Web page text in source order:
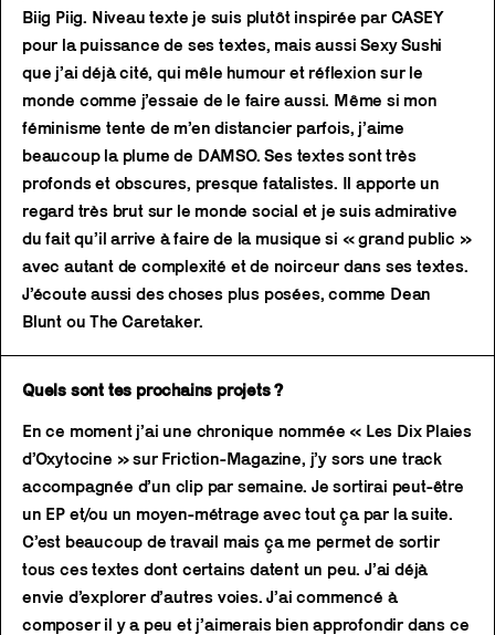
Biig Piig. Niveau texte je suis plutôt inspirée par CASEY
pour la puissance de ses textes, mais aussi Sexy Sushi
que j’ai déjà cité, qui mêle humour et réflexion sur le
monde comme j’essaie de le faire aussi. Même si mon
féminisme tente de m’en distancier parfois, j’aime
beaucoup la plume de DAMSO. Ses textes sont très
profonds et obscures, presque fatalistes. Il apporte un
regard très brut sur le monde social et je suis admirative
du fait qu’il arrive à faire de la musique si « grand public »
avec autant de complexité et de noirceur dans ses textes.
J’écoute aussi des choses plus posées, comme Dean
Blunt ou The Caretaker.
Quels sont tes prochains projets ?
En ce moment j’ai une chronique nommée « Les Dix Plaies
d’Oxytocine » sur Friction-Magazine, j’y sors une track
accompagnée d’un clip par semaine. Je sortirai peut-être
un EP et/ou un moyen-métrage avec tout ça par la suite.
C’est beaucoup de travail mais ça me permet de sortir
tous ces textes dont certains datent un peu. J’ai déjà
envie d’explorer d’autres voies. J’ai commencé à
composer il y a peu et j’aimerais bien approfondir dans ce